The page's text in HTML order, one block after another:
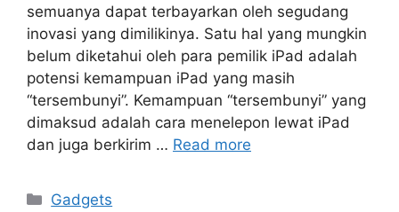
semuanya dapat terbayarkan oleh segudang
inovasi yang dimilikinya. Satu hal yang mungkin
belum diketahui oleh para pemilik iPad adalah
potensi kemampuan iPad yang masih
“tersembunyi”. Kemampuan “tersembunyi” yang
dimaksud adalah cara menelepon lewat iPad
dan juga berkirim … Read more
Categories
Gadgets